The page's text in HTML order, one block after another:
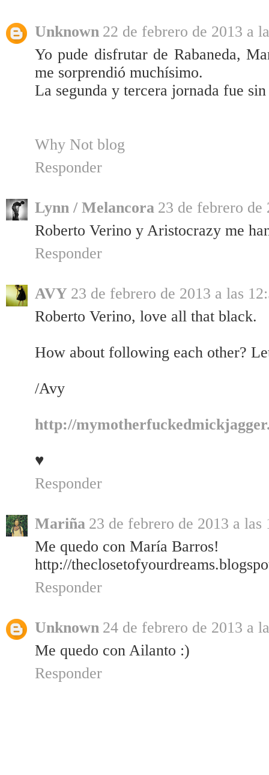
Unknown 22 de febrero de 2013 a
Yo pude disfrutar de Rabaneda,
me sorprendió muchísimo.
La segunda y tercera jornada fue
Why Not blog
Responder
Lynn / Melancora 23 de febrero de
Roberto Verino y Aristocrazy me
Responder
AVY 23 de febrero de 2013 a las
Roberto Verino, love all that black.
How about following each other?
/Avy
http://
♥
Responder
Mariña 23 de febrero de 2013 a las
Me quedo con María Barros!
http://
Responder
Unknown 24 de febrero de 2013 a
Me quedo con Ailanto :)
Responder